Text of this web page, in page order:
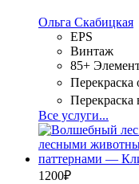
Ольга Скабицкая
EPS
Винтаж
85+
Перекраска
Перекраска
Все услуги...
1200₽